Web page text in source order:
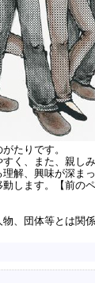
たりです。
く、また、親し
解、興味が深ま
します。【前の
、団体等とは関係